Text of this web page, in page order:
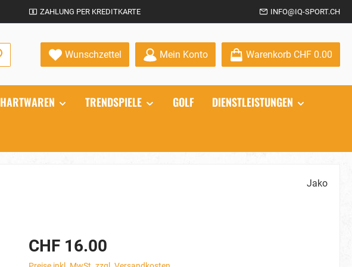
ZAHLUNG PER KREDITKARTE INFO@IQ-SPORT.CH
Wunschzettel Du hast 0 Produkte auf dem Merkzettel
Mein Konto Warenkorb CHF 0.00
HARTWAREN TRENDSPIELE GOLF DIENSTLEISTUNGEN
Jako
CHF 16.00